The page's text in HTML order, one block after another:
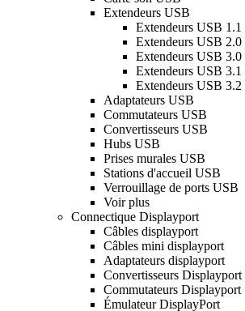
Extendeurs USB
Extendeurs USB 1.1
Extendeurs USB 2.0
Extendeurs USB 3.0
Extendeurs USB 3.1
Extendeurs USB 3.2
Adaptateurs USB
Commutateurs USB
Convertisseurs USB
Hubs USB
Prises murales USB
Stations d'accueil USB
Verrouillage de ports USB
Voir plus
Connectique Displayport
Câbles displayport
Câbles mini displayport
Adaptateurs displayport
Convertisseurs Displayport
Commutateurs Displayport
Émulateur DisplayPort